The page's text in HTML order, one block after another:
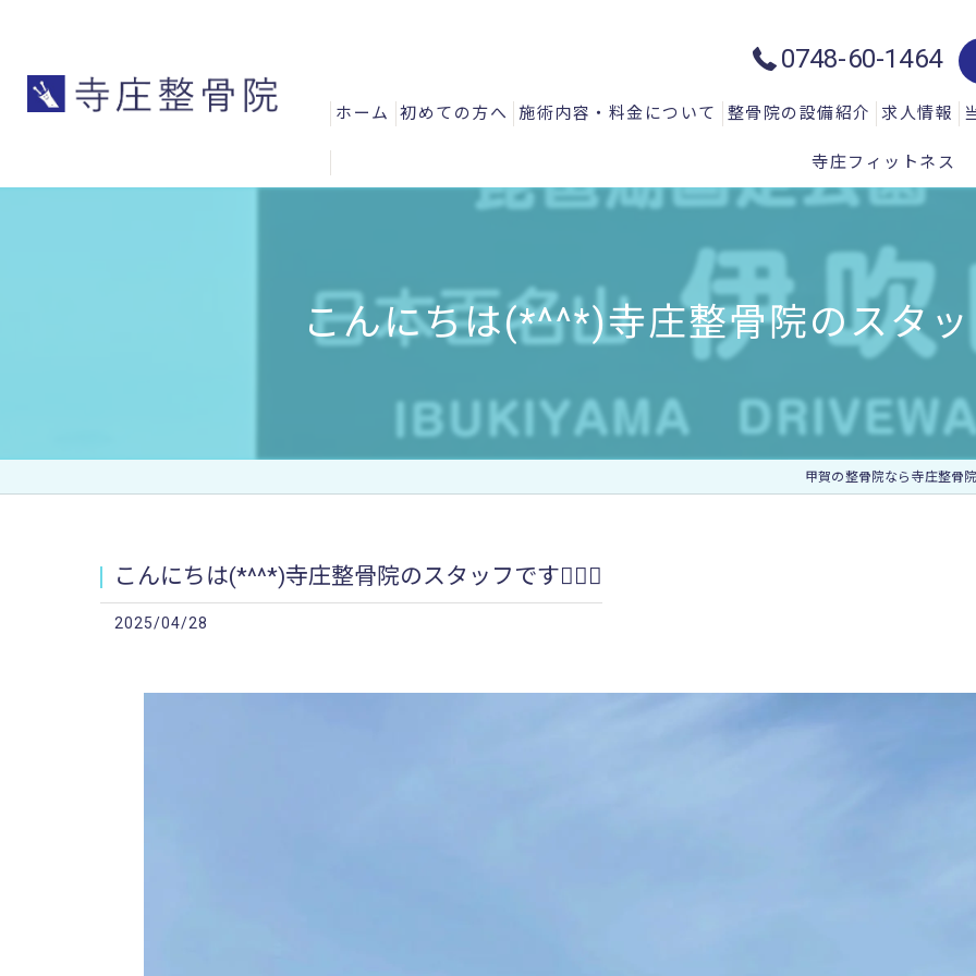
0748-60-1464
ホーム 初めての方へ
よくある質問
スタッフ
施術内容・料金について
一般施術メニュー
整骨院の設備紹介
ハイトーン治療器：ハイチャージ
微弱電流治療器：エレクトロア
微弱電流治療器：エレサス
加圧治療：MCCⅡマルチカフケ
求人情報
寺庄フィットネス
こんにちは(*^^*)寺庄整骨院のスタッ
甲賀の整骨院なら寺庄整骨
こんにちは(*^^*)寺庄整骨院のスタッフです🙋🏻‍♀️
2025/04/28